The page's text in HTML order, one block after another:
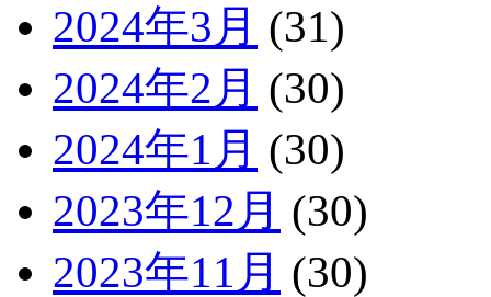
2024年3月 (31)
2024年2月 (30)
2024年1月 (30)
2023年12月 (30)
2023年11月 (30)